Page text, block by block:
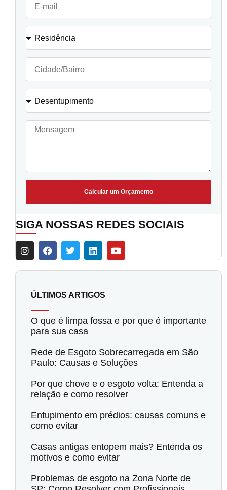
Calcular um Orçamento
SIGA NOSSAS REDES SOCIAIS
ÚLTIMOS ARTIGOS
O que é limpa fossa e por que é importante
para sua casa
Rede de Esgoto Sobrecarregada em São
Paulo: Causas e Soluções
Por que chove e o esgoto volta: Entenda a
relação e como resolver
Entupimento em prédios: causas comuns e
como evitar
Casas antigas entopem mais? Entenda os
motivos e como evitar
Problemas de esgoto na Zona Norte de